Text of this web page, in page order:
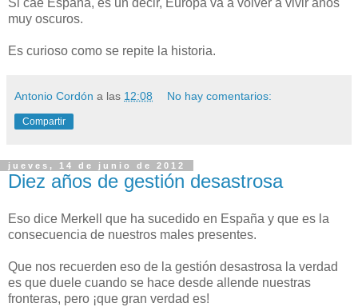
muy oscuros.
Es curioso como se repite la historia.
Antonio Cordón a las 12:08 No hay comentarios:
Compartir
jueves, 14 de junio de 2012
Diez años de gestión desastrosa
Eso dice Merkell que ha sucedido en España y que es la
consecuencia de nuestros males presentes.
Que nos recuerden eso de la gestión desastrosa la verdad
es que duele cuando se hace desde allende nuestras
fronteras, pero ¡que gran verdad es!